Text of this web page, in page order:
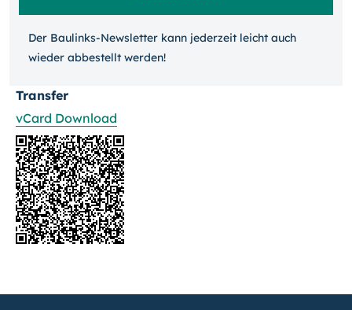
Der Baulinks-Newsletter kann jeder­zeit leicht auch
wieder ab­bestellt werden!
Transfer
vCard Download